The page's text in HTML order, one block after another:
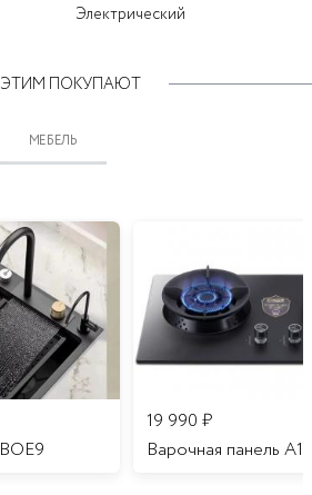
Электрический
ПОКУПАЮТ
МЕБЕЛЬ
19 990 ₽
Варочная панель A16